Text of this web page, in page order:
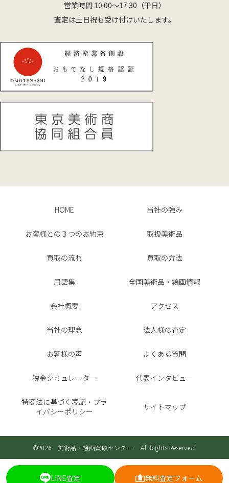
営業時間 10:00〜17:30（平日）
査定は土日祝も受け付けいたします。
HOME 当社の強み
お客様との３つのお約束 取扱美術品
買取の流れ 買取の方法
用語集 全国美術品・絵画情報
会社概要 アクセス
当社の理念 法人様の査定
お客様の声 よくある質問
税金シミュレーター 代表インタビュー
特商法に基づく表記・プラ
イバシーポリシー
サイトマップ
©2026 美術品・絵画買取センター All Rights Reserved.
LINE査定 無料査定フォーム